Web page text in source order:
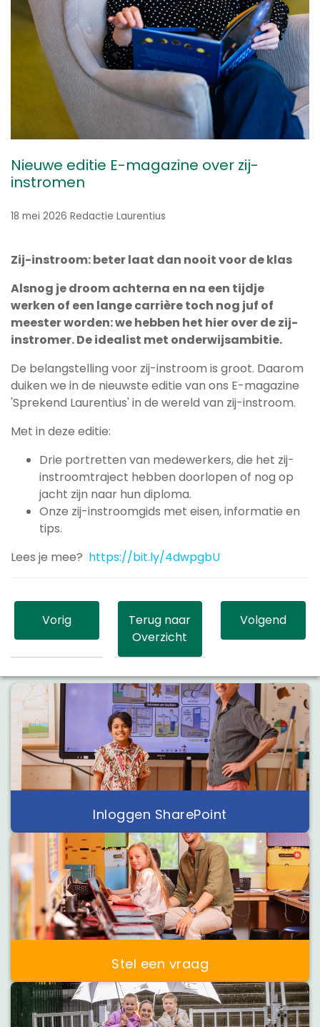
Nieuwe editie E-magazine over zij-
instromen
18 mei 2026 Redactie Laurentius
Zij-instroom: beter laat dan nooit voor de klas
Alsnog je droom achterna en na een tijdje
werken of een lange carrière toch nog juf of
meester worden: we hebben het hier over de zij-
instromer. De idealist met onderwijsambitie.
De belangstelling voor zij-instroom is groot. Daarom
duiken we in de nieuwste editie van ons E-magazine
'Sprekend Laurentius' in de wereld van zij-instroom.
Met in deze editie:
Drie portretten van medewerkers, die het zij-
instroomtraject hebben doorlopen of nog op
jacht zijn naar hun diploma.
Onze zij-instroomgids met eisen, informatie en
tips.
Lees je mee? https://bit.ly/4dwpgbU
Vorig
Terug naar
Overzicht
Volgend
Inloggen SharePoint
Stel een vraag